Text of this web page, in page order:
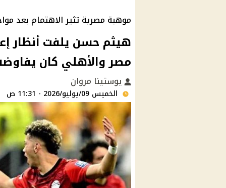
موهبة مصرية تثير الاهتمام بعد
هيثم حسن يلفت أنظار
مصر والأهلي كان
يوستينا مروان
الخميس 09/يوليو/2026 - 11:31 ص